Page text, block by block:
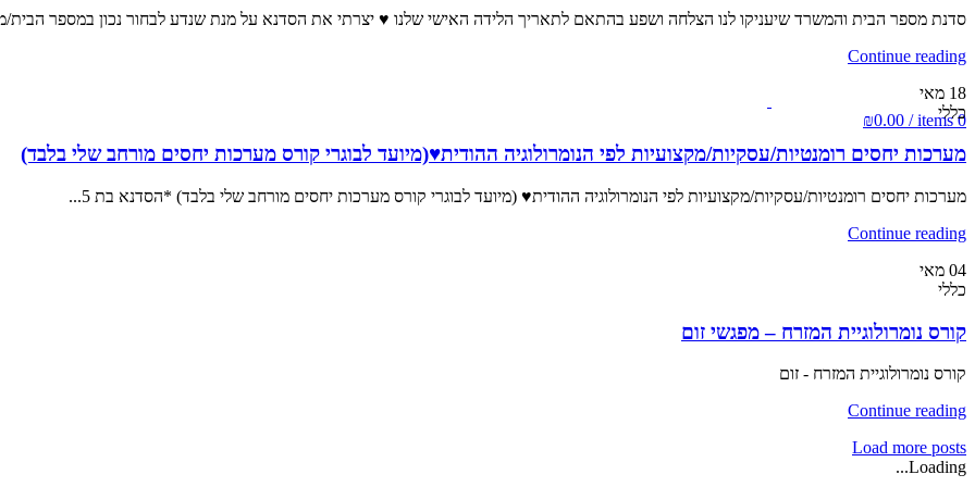
0
items
/
₪0.00
סדנת מספר הבית והמשרד שיעניקו לנו הצלחה ושפע בהתאם לתאריך הלידה האישי שלנו ♥ יצרתי את הסדנא על מנת שנדע לבחור נכון במספר
Continue reading
18 מאי
כללי
מערכות יחסים רומנטיות/עסקיות/מקצועיות לפי הנומרולוגיה ההודית♥(מיועד לבוגרי קורס מערכות יחסים מורחב שלי בלבד)
מערכות יחסים רומנטיות/עסקיות/מקצועיות לפי הנומרולוגיה ההודית♥ (מיועד לבוגרי קורס מערכות יחסים מורחב שלי בלבד) *הסדנא בת 5...
Continue reading
04 מאי
כללי
קורס נומרולוגיית המזרח – מפגשי זום
קורס נומרולוגיית המזרח - זום
Continue reading
Load more posts
Loading...